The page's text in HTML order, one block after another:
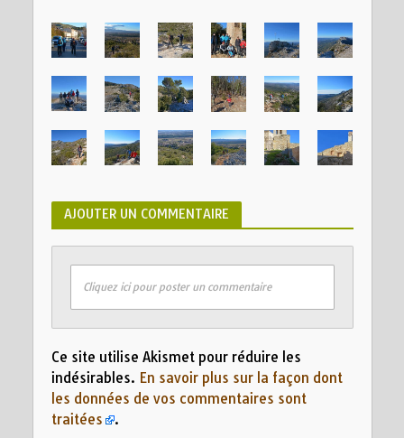
AJOUTER UN COMMENTAIRE
Cliquez ici pour poster un commentaire
Ce site utilise Akismet pour réduire les
indésirables. En savoir plus sur la façon dont
les données de vos commentaires sont
traitées
.